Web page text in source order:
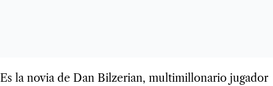
Es la novia de Dan Bilzerian, multimillonario jugador